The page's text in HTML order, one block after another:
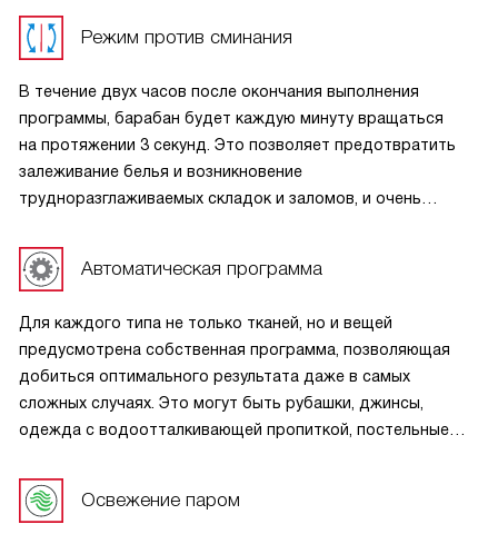
и эффективную обработку в процессе выполнения
основной программы
Режим против сминания
В течение двух часов после окончания выполнения
программы, барабан будет каждую минуту вращаться
на протяжении 3 секунд. Это позволяет предотвратить
залеживание белья и возникновение
трудноразглаживаемых складок и заломов, и очень
из машинки сразу после стирки.
Автоматическая программа
Для каждого типа не только тканей, но и вещей
предусмотрена собственная программа, позволяющая
добиться оптимального результата даже в самых
сложных случаях. Это могут быть рубашки, джинсы,
одежда с водоотталкивающей пропиткой, постельные
тщательной очистки.
Освежение паром